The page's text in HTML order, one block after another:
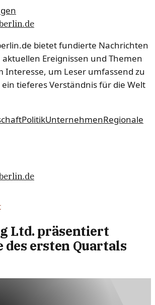
bietet fundierte Nachrichten
Ereignissen und Themen
Interesse, um Leser umfassend zu
tieferes Verständnis für die Welt
PolitikUnternehmenRegionale
Ltd. präsentiert
des ersten Quartals